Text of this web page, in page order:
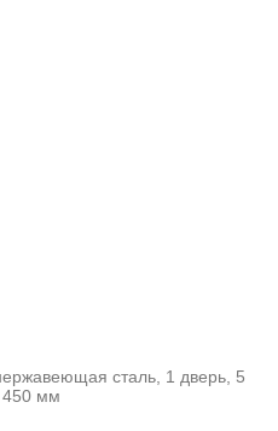
сталь, 1 дверь, 5
450 мм